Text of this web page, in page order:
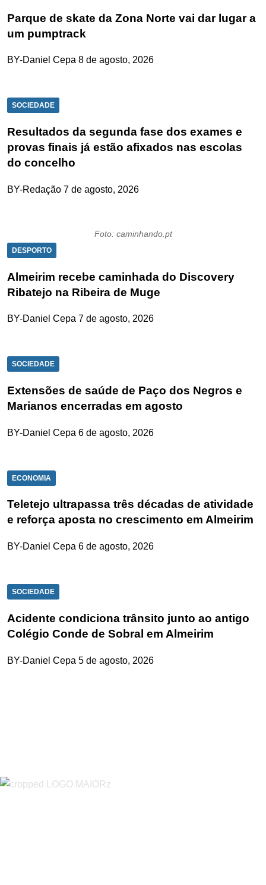
Parque de skate da Zona Norte vai dar lugar a
um pumptrack
BY-Daniel Cepa 8 de agosto, 2026
SOCIEDADE
Resultados da segunda fase dos exames e
provas finais já estão afixados nas escolas
do concelho
BY-Redação 7 de agosto, 2026
Foto: caminhando.pt
DESPORTO
Almeirim recebe caminhada do Discovery
Ribatejo na Ribeira de Muge
BY-Daniel Cepa 7 de agosto, 2026
SOCIEDADE
Extensões de saúde de Paço dos Negros e
Marianos encerradas em agosto
BY-Daniel Cepa 6 de agosto, 2026
ECONOMIA
Teletejo ultrapassa três décadas de atividade
e reforça aposta no crescimento em Almeirim
BY-Daniel Cepa 6 de agosto, 2026
SOCIEDADE
Acidente condiciona trânsito junto ao antigo
Colégio Conde de Sobral em Almeirim
BY-Daniel Cepa 5 de agosto, 2026